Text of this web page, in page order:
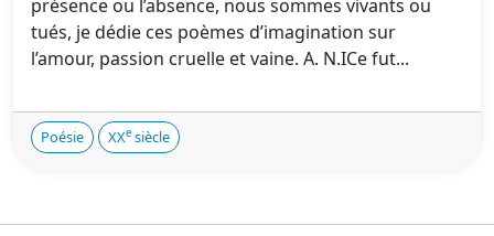
présence ou l’absence, nous sommes vivants ou
tués, je dédie ces poèmes d’imagination sur
l’amour, passion cruelle et vaine. A. N.‌ICe fut...
Poésie XXe siècle